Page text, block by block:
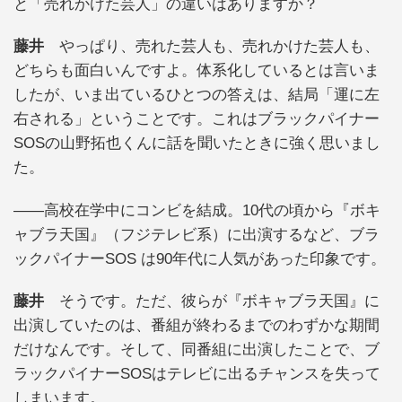
と「売れかけた芸人」の違いはありますか？
藤井 やっぱり、売れた芸人も、売れかけた芸人も、
どちらも面白いんですよ。体系化しているとは言いま
したが、いま出ているひとつの答えは、結局「運に左
右される」ということです。これはブラックパイナー
SOSの山野拓也くんに話を聞いたときに強く思いまし
た。
――高校在学中にコンビを結成。10代の頃から『ボキ
ャブラ天国』（フジテレビ系）に出演するなど、ブラ
ックパイナーSOS は90年代に人気があった印象です。
藤井 そうです。ただ、彼らが『ボキャブラ天国』に
出演していたのは、番組が終わるまでのわずかな期間
だけなんです。そして、同番組に出演したことで、ブ
ラックパイナーSOSはテレビに出るチャンスを失って
しまいます。